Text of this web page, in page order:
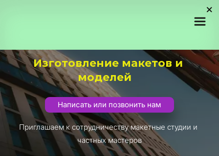
Изготовление макетов и
моделей
Написать или позвонить нам
Приглашаем к сотрудничеству макетные студии и
частных мастеров